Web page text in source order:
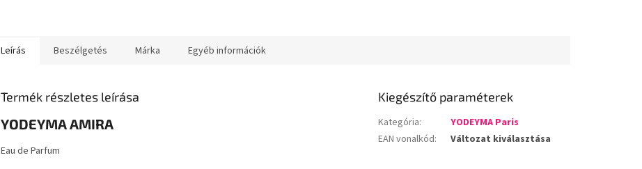
Leírás Beszélgetés Márka Egyéb információk
Termék részletes leírása
YODEYMA AMIRA
Eau de Parfum
Kiegészítő paraméterek
Kategória:
YODEYMA Paris
EAN vonalkód: Változat kiválasztása